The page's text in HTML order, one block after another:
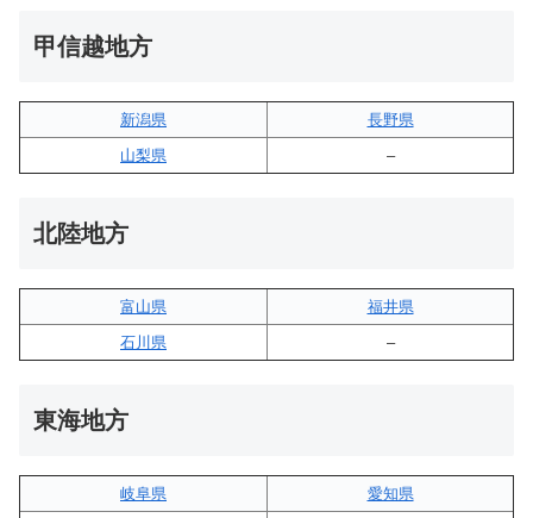
甲信越地方
新潟県
長野県
山梨県
–
北陸地方
富山県
福井県
石川県
–
東海地方
岐阜県
愛知県